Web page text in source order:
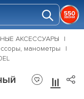
АКСЕССУАРЫ
манометры